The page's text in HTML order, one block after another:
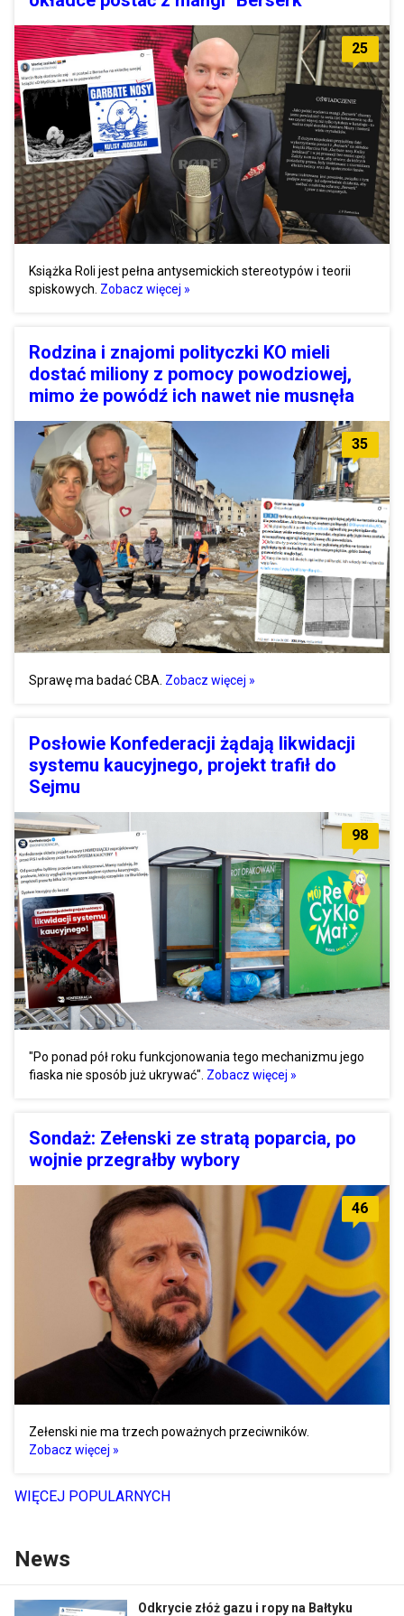
25
Książka Roli jest pełna antysemickich stereotypów i teorii
spiskowych. Zobacz więcej »
Rodzina i znajomi polityczki KO mieli
dostać miliony z pomocy powodziowej,
mimo że powódź ich nawet nie musnęła
35
Sprawę ma badać CBA. Zobacz więcej »
Posłowie Konfederacji żądają likwidacji
systemu kaucyjnego, projekt trafił do
Sejmu
98
"Po ponad pół roku funkcjonowania tego mechanizmu jego
fiaska nie sposób już ukrywać". Zobacz więcej »
Sondaż: Zełenski ze stratą poparcia, po
wojnie przegrałby wybory
46
Zełenski nie ma trzech poważnych przeciwników.
Zobacz więcej »
WIĘCEJ POPULARNYCH
News
Odkrycie złóż gazu i ropy na Bałtyku